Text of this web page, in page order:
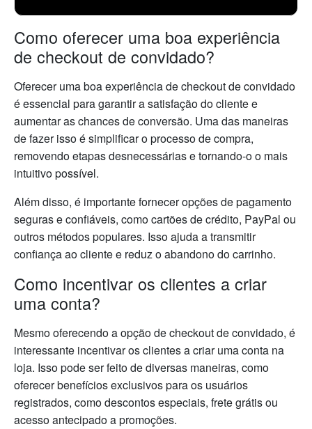
Como oferecer uma boa experiência
de checkout de convidado?
Oferecer uma boa experiência de checkout de convidado
é essencial para garantir a satisfação do cliente e
aumentar as chances de conversão. Uma das maneiras
de fazer isso é simplificar o processo de compra,
removendo etapas desnecessárias e tornando-o o mais
intuitivo possível.
Além disso, é importante fornecer opções de pagamento
seguras e confiáveis, como cartões de crédito, PayPal ou
outros métodos populares. Isso ajuda a transmitir
confiança ao cliente e reduz o abandono do carrinho.
Como incentivar os clientes a criar
uma conta?
Mesmo oferecendo a opção de checkout de convidado, é
interessante incentivar os clientes a criar uma conta na
loja. Isso pode ser feito de diversas maneiras, como
oferecer benefícios exclusivos para os usuários
registrados, como descontos especiais, frete grátis ou
acesso antecipado a promoções.